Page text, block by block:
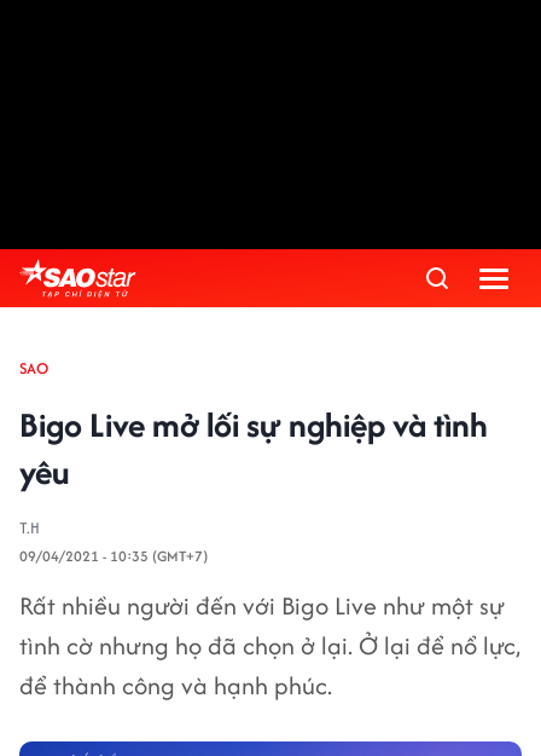
SAO
Bigo Live mở lối sự nghiệp và tình
yêu
T.H
09/04/2021 - 10:35 (GMT+7)
Rất nhiều người đến với Bigo Live như một sự
tình cờ nhưng họ đã chọn ở lại. Ở lại để nổ lực,
để thành công và hạnh phúc.